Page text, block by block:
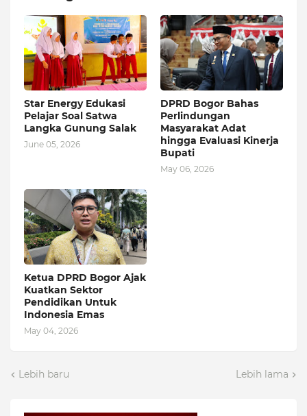
Star Energy Edukasi
Pelajar Soal Satwa
Langka Gunung Salak
June 05, 2026
DPRD Bogor Bahas
Perlindungan
Masyarakat Adat
hingga Evaluasi Kinerja
Bupati
May 06, 2026
Ketua DPRD Bogor Ajak
Kuatkan Sektor
Pendidikan Untuk
Indonesia Emas
May 04, 2026
Lebih baru Lebih lama